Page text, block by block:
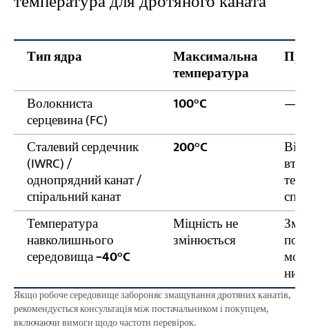
Тип ядра Максимальна
температура
Волокниста
серцевина (FC)
100°C —
Сталевий сердечник
(IWRC) /
однопрядний канат /
спіральний канат
200°C Від
Температура
навколишнього
середовища−40°C
Міцність не
змінюється
Якщо робоче середовище забороняє змащування дротяних канатів,
рекомендується консультація між постачальником і покупцем,
включаючи вимоги щодо частоти перевірок.